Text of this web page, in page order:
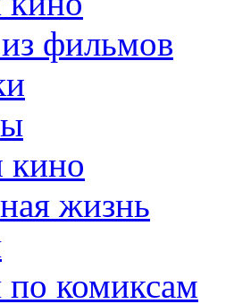
фильмов
кино
жизнь
комиксам